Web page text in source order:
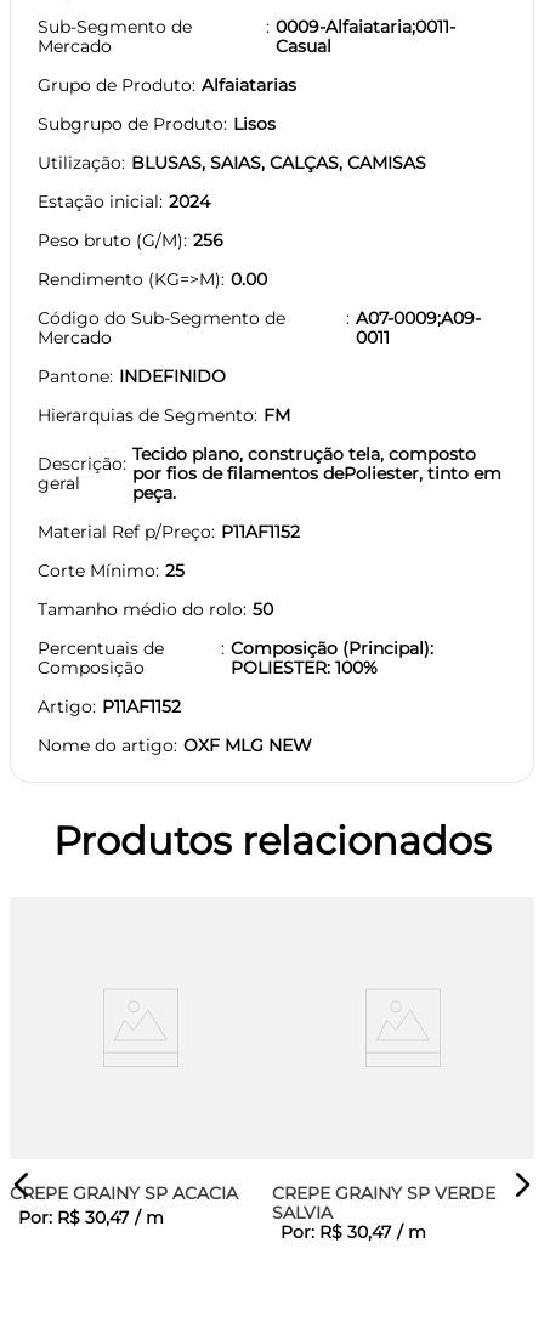
Sub-Segmento de
Mercado
0009-Alfaiataria;0011-
Casual
Grupo de Produto Alfaiatarias
Subgrupo de Produto Lisos
Utilização BLUSAS, SAIAS, CALÇAS, CAMISAS
Estação inicial 2024
Peso bruto (G/M) 256
Rendimento (KG=>M) 0.00
Código do Sub-Segmento de
Mercado
A07-0009;A09-
0011
Pantone INDEFINIDO
Hierarquias de Segmento FM
Descrição
geral
Tecido plano, construção tela, composto
por fios de filamentos dePoliester, tinto em
peça.
Material Ref p/Preço P11AF1152
Corte Mínimo 25
Tamanho médio do rolo 50
Percentuais de
Composição
Composição (Principal):
POLIESTER: 100%
Artigo P11AF1152
Nome do artigo OXF MLG NEW
Produtos relacionados
CREPE GRAINY SP ACACIA
Por: R$ 30,47 / m
CREPE GRAINY SP VERDE
SALVIA
Por: R$ 30,47 / m